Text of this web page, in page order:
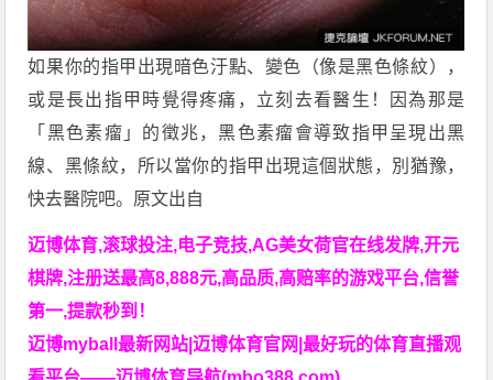
如果你的指甲出現暗色汙點、變色（像是黑色條紋），
或是長出指甲時覺得疼痛，立刻去看醫生！因為那是
「黑色素瘤」的徵兆，黑色素瘤會導致指甲呈現出黑
線、黑條紋，所以當你的指甲出現這個狀態，別猶豫，
快去醫院吧。原文出自
迈博体育,滚球投注,电子竞技,AG美女荷官在线发牌,开元
棋牌,注册送最高8,888元,高品质,高赔率的游戏平台,信誉
第一,提款秒到！
迈博myball最新网站|迈博体育官网|最好玩的体育直播观